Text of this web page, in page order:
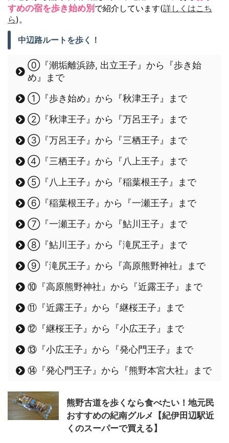
すめの宿を歩き始め別 で紹介しています(詳しくはこち
ら)。
中辺路ルートを歩く！
⓪『潮垢離浜跡, 出立王子』から『歩き始
め』まで
①『歩き始め』から『秋津王子』まで
②『秋津王子』から『万呂王子』まで
③『万呂王子』から『三栖王子』まで
④『三栖王子』から『八上王子』まで
⑤『八上王子』から『稲葉根王子』まで
⑥『稲葉根王子』から『一瀬王子』まで
⑦『一瀬王子』から『鮎川王子』まで
⑧『鮎川王子』から『滝尻王子』まで
⑨『滝尻王子』から『高原熊野神社』まで
⑩『高原熊野神社』から『近露王子』まで
⑪『近露王子』から『継桜王子』まで
⑫『継桜王子』から『小広王子』まで
⑬『小広王子』から『発心門王子』まで
⑭『発心門王子』から『熊野本宮大社』まで
熊野古道を歩くなら食べたい！地元民
おすすめの紀南グルメ【紀伊田辺駅近
くのスーパーで買える】